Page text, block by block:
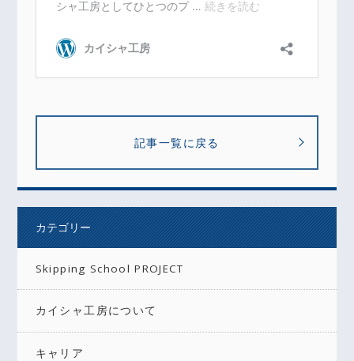
記事一覧に戻る
カテゴリー
Skipping School PROJECT
カイシャ工房について
キャリア